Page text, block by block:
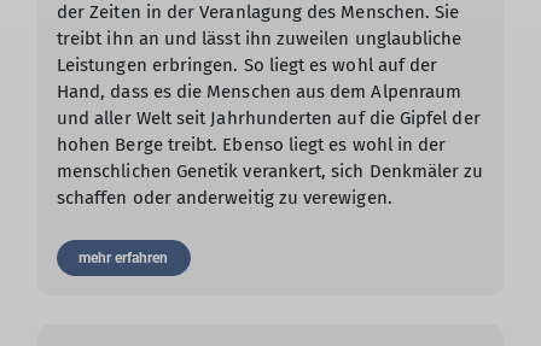
der Zeiten in der Veranlagung des Menschen. Sie
treibt ihn an und lässt ihn zuweilen unglaubliche
Leistungen erbringen. So liegt es wohl auf der
Hand, dass es die Menschen aus dem Alpenraum
und aller Welt seit Jahrhunderten auf die Gipfel der
hohen Berge treibt. Ebenso liegt es wohl in der
menschlichen Genetik verankert, sich Denkmäler zu
schaffen oder anderweitig zu verewigen.
mehr erfahren